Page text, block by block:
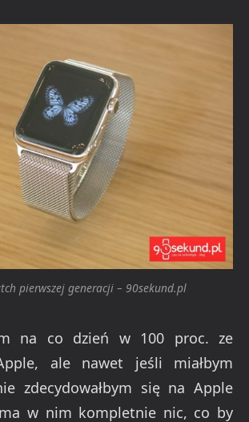
pierwszej generacji – 90sekund.pl
na co dzień w 100 proc. ze
ale nawet jeśli miałbym
zdecydowałbym się na Apple
w nim kompletnie nic, co by